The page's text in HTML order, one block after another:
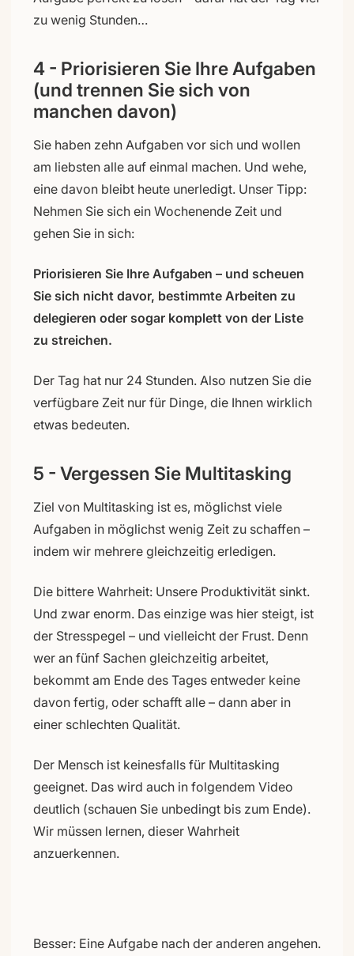
zu wenig Stunden…
4 - Priorisieren Sie Ihre Aufgaben
(und trennen Sie sich von
manchen davon)
Sie haben zehn Aufgaben vor sich und wollen
am liebsten alle auf einmal machen. Und wehe,
eine davon bleibt heute unerledigt. Unser Tipp:
Nehmen Sie sich ein Wochenende Zeit und
gehen Sie in sich:
Priorisieren Sie Ihre Aufgaben – und scheuen
Sie sich nicht davor, bestimmte Arbeiten zu
delegieren oder sogar komplett von der Liste
zu streichen.
Der Tag hat nur 24 Stunden. Also nutzen Sie die
verfügbare Zeit nur für Dinge, die Ihnen wirklich
etwas bedeuten.
5 - Vergessen Sie Multitasking
Ziel von Multitasking ist es, möglichst viele
Aufgaben in möglichst wenig Zeit zu schaffen –
indem wir mehrere gleichzeitig erledigen.
Die bittere Wahrheit: Unsere Produktivität sinkt.
Und zwar enorm. Das einzige was hier steigt, ist
der Stresspegel – und vielleicht der Frust. Denn
wer an fünf Sachen gleichzeitig arbeitet,
bekommt am Ende des Tages entweder keine
davon fertig, oder schafft alle – dann aber in
einer schlechten Qualität.
Der Mensch ist keinesfalls für Multitasking
geeignet. Das wird auch in folgendem Video
deutlich (schauen Sie unbedingt bis zum Ende).
Wir müssen lernen, dieser Wahrheit
anzuerkennen.
Besser: Eine Aufgabe nach der anderen angehen.